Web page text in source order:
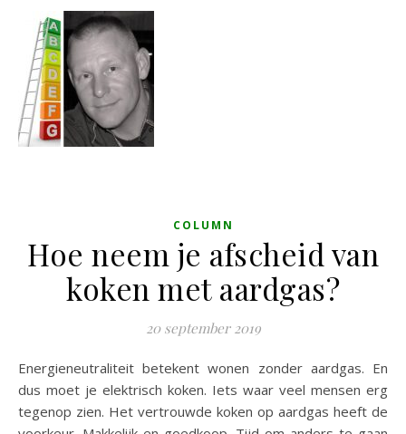
COLUMN
Hoe neem je afscheid van
koken met aardgas?
20 september 2019
Energieneutraliteit betekent wonen zonder aardgas. En
dus moet je elektrisch koken. Iets waar veel mensen erg
tegenop zien. Het vertrouwde koken op aardgas heeft de